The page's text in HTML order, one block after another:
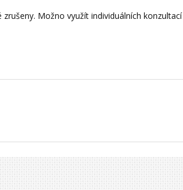
Možno využít individuálních konzultací